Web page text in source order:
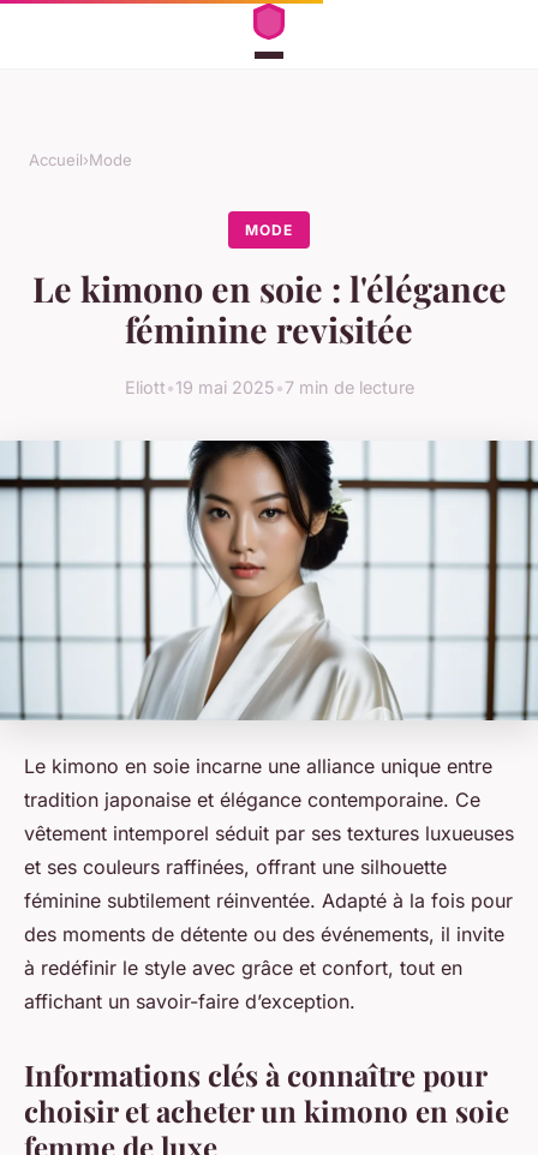
Accueil›Mode
MODE
Le kimono en soie : l'élégance
féminine revisitée
Eliott•19 mai 2025•7 min de lecture
Le kimono en soie incarne une alliance unique entre
tradition japonaise et élégance contemporaine. Ce
vêtement intemporel séduit par ses textures luxueuses
et ses couleurs raffinées, offrant une silhouette
féminine subtilement réinventée. Adapté à la fois pour
des moments de détente ou des événements, il invite
à redéfinir le style avec grâce et confort, tout en
affichant un savoir-faire d’exception.
Informations clés à connaître pour
choisir et acheter un kimono en soie
femme de luxe